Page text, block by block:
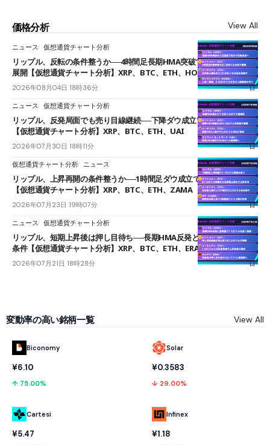
価格分析 View All
ニュース 仮想通貨チャート分析
リップル、反転の条件整うか──4時間足長期HMA突破で雲下端を目指す
展開【仮想通貨チャート分析】XRP、BTC、ETH、HOME
2026年08月04日 18時36分
ニュース 仮想通貨チャート分析
リップル、反発局面でも売り目線継続──下降ダウ成立で下値追う展開
【仮想通貨チャート分析】XRP、BTC、ETH、UAI
2026年07月30日 18時11分
仮想通貨チャート分析 ニュース
リップル、上昇再開の条件整うか──1時間足ダウ成立で1.185ドルを狙う
【仮想通貨チャート分析】XRP、BTC、ETH、ZAMA
2026年07月23日 19時07分
ニュース 仮想通貨チャート分析
リップル、短期上昇後は押し目待ち──長期HMA反発と雲上抜けが買い
条件【仮想通貨チャート分析】XRP、BTC、ETH、ERA
2026年07月21日 18時28分
変動率の高い銘柄一覧 View All
Biconomy
¥6.10
↑ 75.00%
Cartesi
¥5.47
Solar
¥0.3583
↓ 29.00%
Infinex
¥1.18